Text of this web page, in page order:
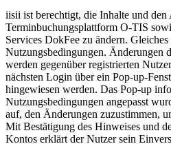
iisii ist berechtigt, die Inhalte und
Terminbuchungsplattform O-TIS
Services DokFee zu ändern.
Nutzungsbedingungen. Änderungen
werden gegenüber registrierten
nächsten Login über ein Pop-up-
hingewiesen werden. Das Pop-up
Nutzungsbedingungen angepasst
auf, den Änderungen zuzustimmen,
Mit Bestätigung des Hinweises und
Kontos erklärt der Nutzer sein